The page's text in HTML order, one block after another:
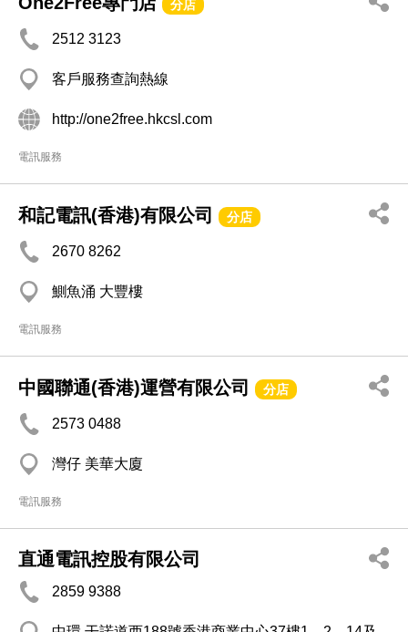
分店
2512 3123
客戶服務查詢熱線
http://one2free.hkcsl.com
電訊服務
和記電訊(香港)有限公司 分店
2670 8262
鰂魚涌 大豐樓
電訊服務
中國聯通(香港)運營有限公司 分店
2573 0488
灣仔 美華大廈
電訊服務
直通電訊控股有限公司
2859 9388